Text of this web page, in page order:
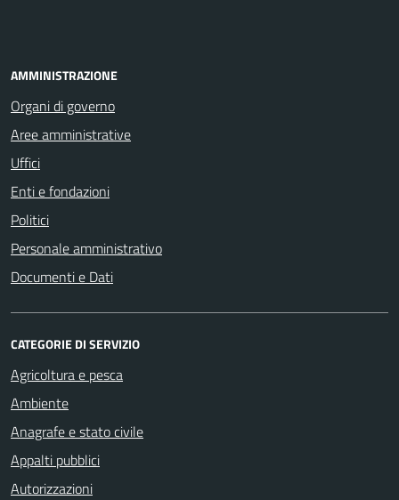
AMMINISTRAZIONE
Organi di governo
Aree amministrative
Uffici
Enti e fondazioni
Politici
Personale amministrativo
Documenti e Dati
CATEGORIE DI SERVIZIO
Agricoltura e pesca
Ambiente
Anagrafe e stato civile
Appalti pubblici
Autorizzazioni